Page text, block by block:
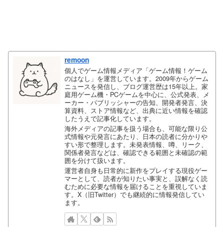
remoon
個人でゲーム情報メディア「ゲーム情報！ゲーム
のはなし」を運営しています。2009年からゲーム
ニュースを発信し、ブログ運営歴は15年以上。家
庭用ゲーム機・PCゲームを中心に、公式発表、メ
ーカー・パブリッシャーの告知、開発者発言、決
算資料、ストア情報など、出典に近い情報を確認
したうえで記事化しています。
海外メディアの記事を扱う場合も、可能な限り公
式情報や元発言にあたり、日本の読者に分かりや
すい形で整理します。未発表情報、噂、リーク、
関係者発言などは、確認できる範囲と未確認の範
囲を分けて扱います。
運営者自身も日常的に新作をプレイする現役ゲー
マーとして、読者が知りたい事実と、誤解なく読
むために必要な情報を届けることを重視していま
す。X（旧Twitter）でも継続的に情報発信してい
ます。